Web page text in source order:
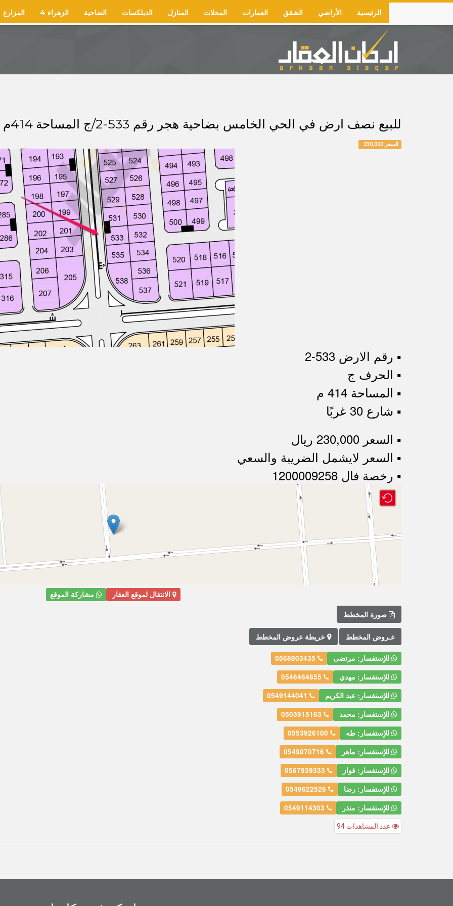
Skip
main
Main
navigation
المزارع الزهراء 4 الضاحية الدبلكسات المنازل المحلات العمارات الشقق الأراضي الرئيسية
للبيع نصف ارض في الحي الخامس بضاحية هجر رقم 533-2/ج المساحة 414م شارع 30 غربًا السعر 230 الف
السعر 230,000
▪︎ رقم الارض 533-2
▪︎ الحرف ج
▪︎ المساحة 414 م
▪︎ شارع 30 غربًا
▪︎ السعر 230,000 ريال
▪︎ السعر لايشمل الضريبة والسعي
▪︎ رخصة فال 1200009258
الانتقال لموقع العقار مشاركة الموقع
صورة المخطط
عـروض المخطط خريطة عروض المخطط
للإستفسار: مرتضى
للإستفسار: مهدي
للإستفسار: عبد الكريم
للإستفسار: محمد
للإستفسار: طه
للإستفسار: ماهر
للإستفسار: فواز
للإستفسار: رضا
للإستفسار: منذر
عدد المشاهدات 94